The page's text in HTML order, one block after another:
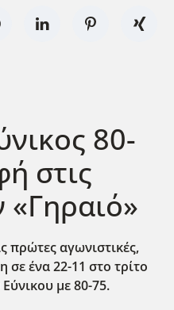
80-
στις
«Γηραιό»
πρώτες αγωνιστικές,
ένα 22-11 στο τρίτο
με 80-75.